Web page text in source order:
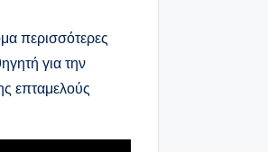
περισσότερες
για την
επταμελούς